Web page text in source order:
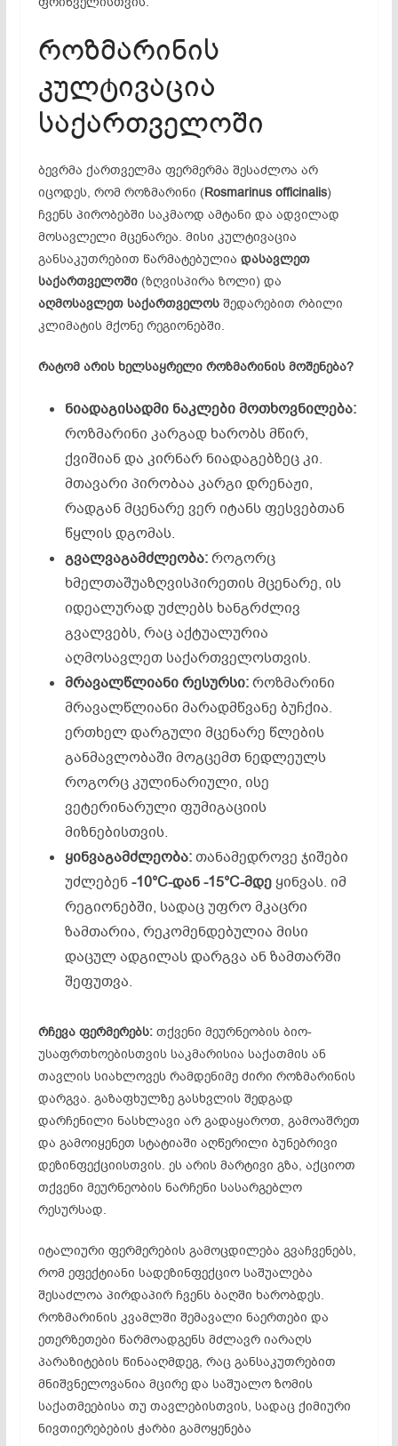
როზმარინის
კულტივაცია
საქართველოში
ბევრმა ქართველმა ფერმერმა შესაძლოა არ
იცოდეს, რომ როზმარინი (Rosmarinus officinalis)
ჩვენს პირობებში საკმაოდ ამტანი და ადვილად
მოსავლელი მცენარეა. მისი კულტივაცია
განსაკუთრებით წარმატებულია დასავლეთ
საქართველოში(ზღვისპირა ზოლი) და
აღმოსავლეთ საქართველოსშედარებით რბილი
კლიმატის მქონე რეგიონებში.
რატომ არის ხელსაყრელი როზმარინის მოშენება?
ნიადაგისადმი ნაკლებიმოთხოვნილება:
როზმარინი კარგად ხარობს მწირ,
ქვიშიან და კირნარ ნიადაგებზეც კი.
მთავარი პირობაა კარგი დრენაჟი,
რადგან მცენარე ვერ იტანს ფესვებთან
წყლის დგომას.
გვალვაგამძლეობა:როგორც
ხმელთაშუაზღვისპირეთის მცენარე, ის
იდეალურად უძლებს ხანგრძლივ
გვალვებს, რაც აქტუალურია
აღმოსავლეთ საქართველოსთვის.
მრავალწლიანირესურსი:როზმარინი
მრავალწლიანი მარადმწვანე ბუჩქია.
ერთხელ დარგული მცენარე წლების
განმავლობაში მოგცემთ ნედლეულს
როგორც კულინარიული, ისე
ვეტერინარული ფუმიგაციის
მიზნებისთვის.
ყინვაგამძლეობა:თანამედროვე ჯიშები
უძლებენ-10°C-დან -15°C-მდეყინვას. იმ
რეგიონებში, სადაც უფრო მკაცრი
ზამთარია, რეკომენდებულია მისი
დაცულ ადგილას დარგვა ან ზამთარში
შეფუთვა.
რჩევა ფერმერებს:თქვენი მეურნეობის ბიო-
უსაფრთხოებისთვის საკმარისია საქათმის ან
თავლის სიახლოვეს რამდენიმე ძირი როზმარინის
დარგვა. გაზაფხულზე გასხვლის შედგად
დარჩენილი ნასხლავი არ გადაყაროთ, გამოაშრეთ
და გამოიყენეთ სტატიაში აღწერილი ბუნებრივი
დეზინფექციისთვის. ეს არის მარტივი გზა, აქციოთ
თქვენი მეურნეობის ნარჩენი სასარგებლო
რესურსად.
იტალიური ფერმერების გამოცდილება გვაჩვენებს,
რომ ეფექტიანი სადეზინფექციო საშუალება
შესაძლოა პირდაპირ ჩვენს ბაღში ხარობდეს.
როზმარინის კვამლში შემავალი ნაერთები და
ეთერზეთები წარმოადგენს მძლავრ იარაღს
პარაზიტების წინააღმდეგ, რაც განსაკუთრებით
მნიშვნელოვანია მცირე და საშუალო ზომის
საქათმეებისა თუ თავლებისთვის, სადაც ქიმიური
ნივთიერებების ჭარბი გამოყენება